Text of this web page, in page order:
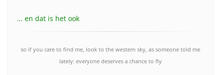
... en dat is het ook
so if you care to find me, look to the western sky, as someone told me
lately: everyone deserves a chance to fly